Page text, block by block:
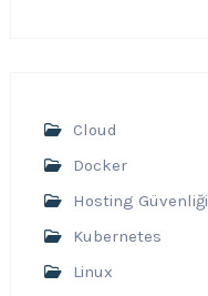
Cloud
Docker
Hosting Güvenliği
Kubernetes
Linux